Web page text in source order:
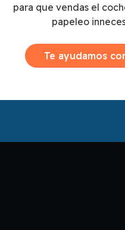
para que vendas el
papeleo
Te ayudamos